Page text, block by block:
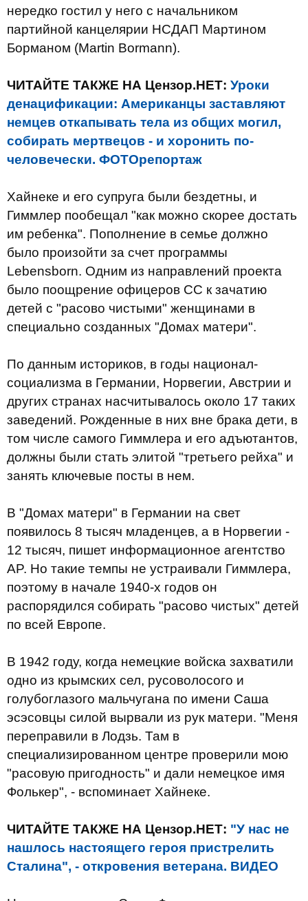
нередко гостил у него с начальником
партийной канцелярии НСДАП Мартином
Борманом (Martin Bormann).
ЧИТАЙТЕ ТАКЖЕ НА Цензор.НЕТ: Уроки
денацификации: Американцы заставляют
немцев откапывать тела из общих могил,
собирать мертвецов - и хоронить по-
человечески. ФОТОрепортаж
Хайнеке и его супруга были бездетны, и
Гиммлер пообещал "как можно скорее достать
им ребенка". Пополнение в семье должно
было произойти за счет программы
Lebensborn. Одним из направлений проекта
было поощрение офицеров СС к зачатию
детей с "расово чистыми" женщинами в
специально созданных "Домах матери".
По данным историков, в годы национал-
социализма в Германии, Норвегии, Австрии и
других странах насчитывалось около 17 таких
заведений. Рожденные в них вне брака дети, в
том числе самого Гиммлера и его адъютантов,
должны были стать элитой "третьего рейха" и
занять ключевые посты в нем.
В "Домах матери" в Германии на свет
появилось 8 тысяч младенцев, а в Норвегии -
12 тысяч, пишет информационное агентство
AP. Но такие темпы не устраивали Гиммлера,
поэтому в начале 1940-х годов он
распорядился собирать "расово чистых" детей
по всей Европе.
В 1942 году, когда немецкие войска захватили
одно из крымских сел, русоволосого и
голубоглазого мальчугана по имени Саша
эсэсовцы силой вырвали из рук матери. "Меня
переправили в Лодзь. Там в
специализированном центре проверили мою
"расовую пригодность" и дали немецкое имя
Фолькер", - вспоминает Хайнеке.
ЧИТАЙТЕ ТАКЖЕ НА Цензор.НЕТ: "У нас не
нашлось настоящего героя пристрелить
Сталина", - откровения ветерана. ВИДЕО